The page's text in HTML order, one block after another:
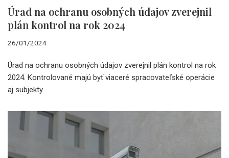
Úrad na ochranu osobných údajov zverejnil
plán kontrol na rok 2024
26/01/2024
Úrad na ochranu osobných údajov zverejnil plán kontrol na rok
2024. Kontrolované majú byť viaceré spracovateľské operácie
aj subjekty.